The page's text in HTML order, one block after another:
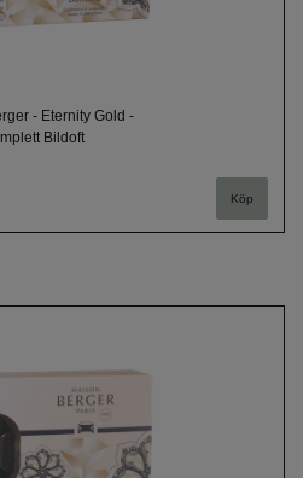
- Eternity Gold -
Bildoft